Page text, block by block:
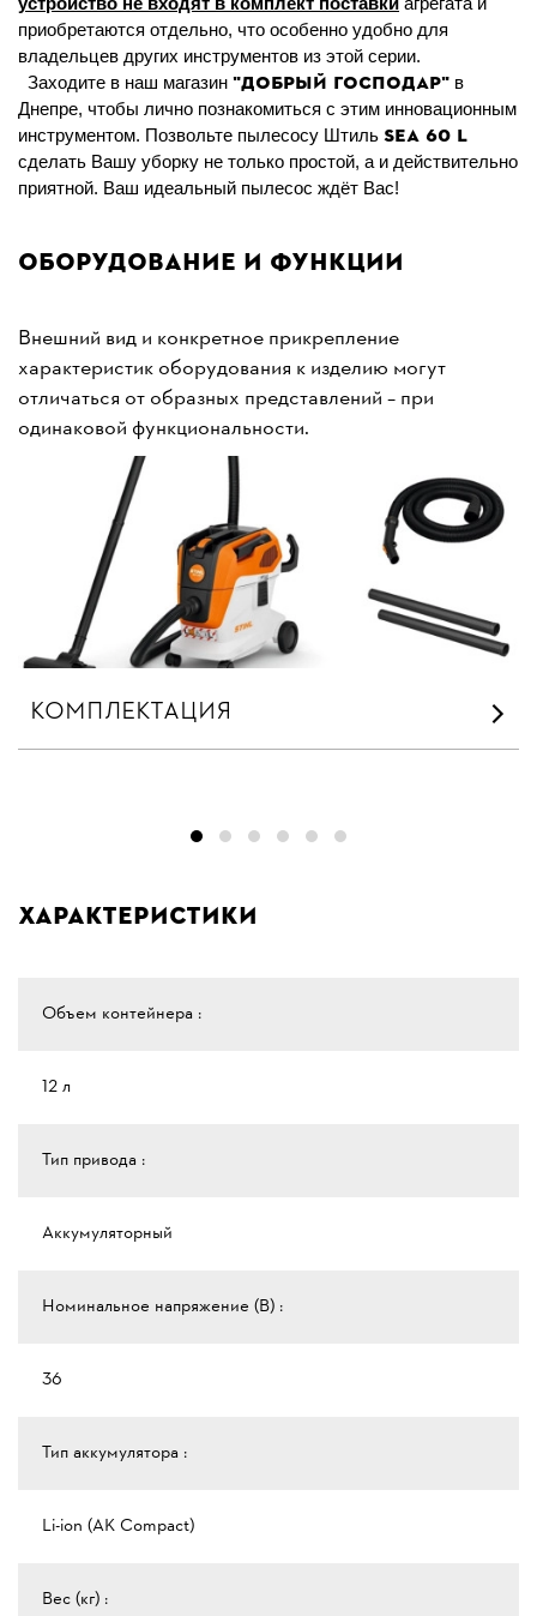
приобретаются отдельно, что особенно удобно для
владельцев других инструментов из этой серии.
Заходите в наш магазин "Добрый Господар" в
Днепре, чтобы лично познакомиться с этим инновационным
инструментом. Позвольте пылесосу Штиль SEA 60 L
сделать Вашу уборку не только простой, а и действительно
приятной. Ваш идеальный пылесос ждёт Вас!
Оборудование и функции
Внешний вид и конкретное прикрепление
характеристик оборудования к изделию могут
отличаться от образных представлений – при
одинаковой функциональности.
КОМПЛЕКТАЦИЯ
Характеристики
Объем контейнера :
12 л
Тип привода :
Аккумуляторный
Номинальное напряжение (В) :
36
Тип аккумулятора :
Li-ion (AK Compact)
Вес (кг) :